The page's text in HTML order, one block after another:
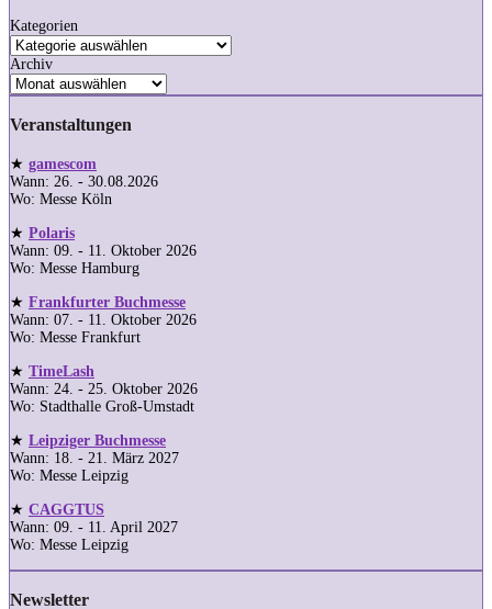
Kategorien
Archiv
Veranstaltungen
★ gamescom
Wann: 26. - 30.08.2026
Wo: Messe Köln
★ Polaris
Wann: 09. - 11. Oktober 2026
Wo: Messe Hamburg
★ Frankfurter Buchmesse
Wann: 07. - 11. Oktober 2026
Wo: Messe Frankfurt
★ TimeLash
Wann: 24. - 25. Oktober 2026
Wo: Stadthalle Groß-Umstadt
★ Leipziger Buchmesse
Wann: 18. - 21. März 2027
Wo: Messe Leipzig
★ CAGGTUS
Wann: 09. - 11. April 2027
Wo: Messe Leipzig
Newsletter